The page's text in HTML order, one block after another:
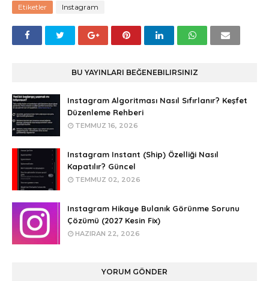
Etiketler Instagram
BU YAYINLARI BEĞENEBILIRSINIZ
Instagram Algoritması Nasıl Sıfırlanır? Keşfet
Düzenleme Rehberi
TEMMUZ 16, 2026
Instagram Instant (Ship) Özelliği Nasıl
Kapatılır? Güncel
TEMMUZ 02, 2026
Instagram Hikaye Bulanık Görünme Sorunu
Çözümü (2027 Kesin Fix)
HAZIRAN 22, 2026
YORUM GÖNDER